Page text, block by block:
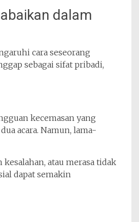
dalam
cara seseorang
sebagai sifat pribadi,
kecemasan yang
acara. Namun, lama-
atau merasa tidak
dapat semakin